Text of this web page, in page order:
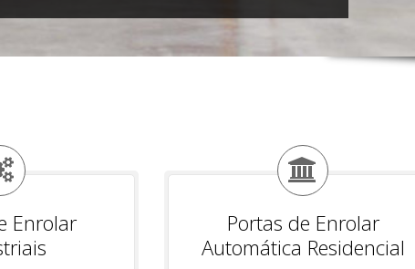
Enrolar
Portas de Enrolar
Automática Residencial